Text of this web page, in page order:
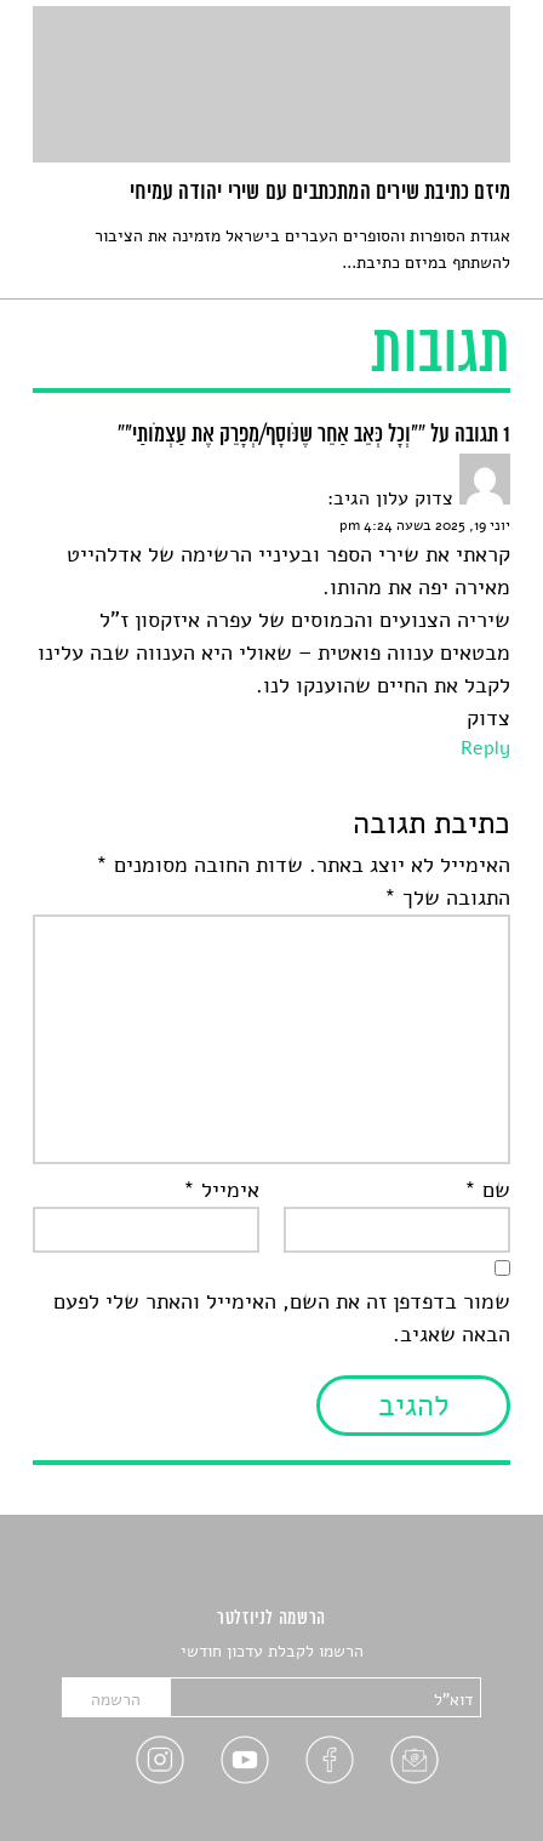
תגובות
1 תגובה על “"וְכָל כְּאֵב אַחֵר שֶנֹּוסָף/מְפָרֵק אֶת עַצְמֹותַי"”
צדוק עלון הגיב:
יוני 19, 2025 בשעה 4:24 pm
קראתי את שירי הספר ובעיניי הרשימה של אדלהייט
מאירה יפה את מהותו.
שיריה הצנועים והכמוסים של עפרה איזקסון ז"ל
מבטאים ענווה פואטית – שאולי היא הענווה שבה עלינו
לקבל את החיים שהוענקו לנו.
צדוק
Reply
כתיבת תגובה
האימייל לא יוצג באתר. שדות החובה מסומנים *
התגובה שלך *
שם * אימייל *
שמור בדפדפן זה את השם, האימייל והאתר שלי לפעם
הבאה שאגיב.
מיזם כתיבת שירים המתכתבים עם שירי יהודה עמיחי
אגודת הסופרות והסופרים העברים בישראל מזמינה את הציבור
להשתתף במיזם כתיבת...
הרשמה לניוזלטר
הרשמו לקבלת עדכון חודשי